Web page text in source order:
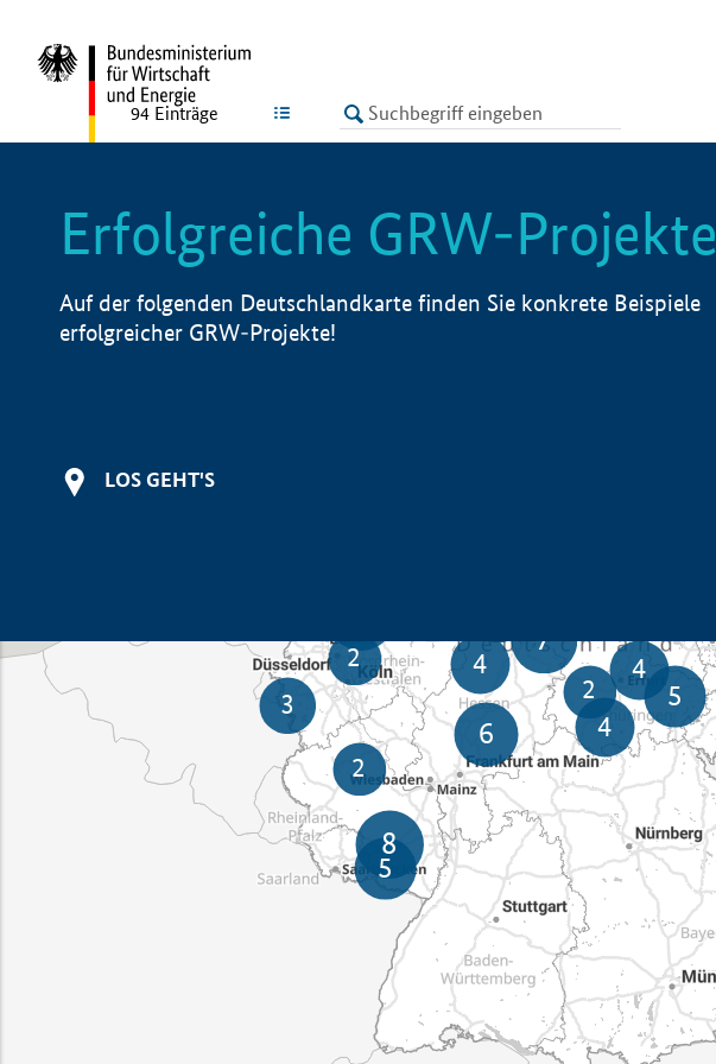
LISTE
94 Einträge
Erfolgreiche GRW-Projekte
Auf der folgenden Deutschlandkarte finden Sie konkrete Beispiele
erfolgreicher GRW-Projekte!
LOS GEHT'S